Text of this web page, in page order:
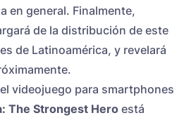
en general. Finalmente,
de la distribución de este
de Latinoamérica, y revelará
videojuego para smartphones
The Strongest Hero está